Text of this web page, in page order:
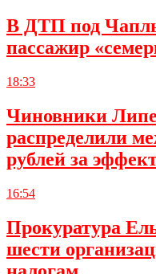
В ДТП под
пассажир
18:33
Чиновники
распределили
рублей за
16:54
Прокуратура
шести